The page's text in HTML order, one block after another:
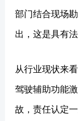
部门结合现场
出，这是具有
从行业现状来
驾驶辅助功能
故，责任认定